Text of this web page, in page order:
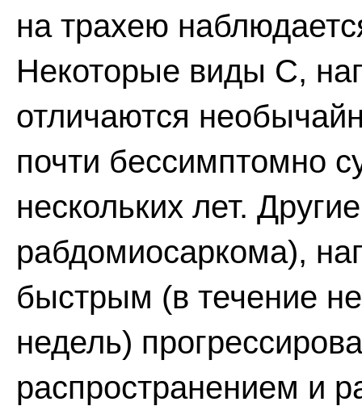
на трахею
Некоторые виды С,
отличаются
почти бессимптомно
нескольких лет.
рабдомиосаркома),
быстрым (в течение
недель)
распространением и